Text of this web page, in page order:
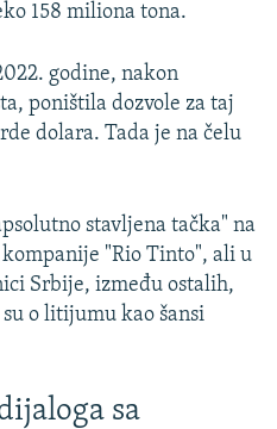
158 miliona tona.
godine, nakon
poništila dozvole za taj
dolara. Tada je na čelu
stavljena tačka" na
"Rio Tinto", ali u
Srbije, između ostalih,
o litijumu kao šansi
sa